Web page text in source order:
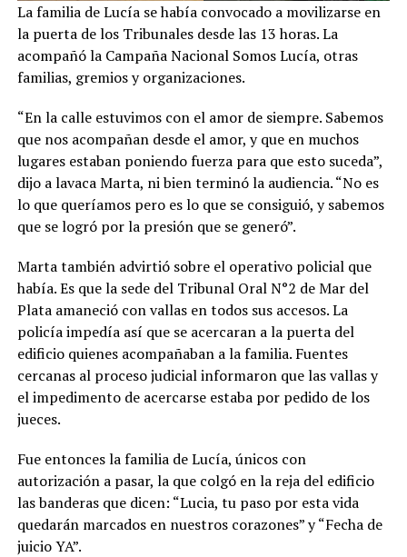
La familia de Lucía se había convocado a movilizarse en
la puerta de los Tribunales desde las 13 horas. La
acompañó la Campaña Nacional Somos Lucía, otras
familias, gremios y organizaciones.
“En la calle estuvimos con el amor de siempre. Sabemos
que nos acompañan desde el amor, y que en muchos
lugares estaban poniendo fuerza para que esto suceda”,
dijo a lavaca Marta, ni bien terminó la audiencia. “No es
lo que queríamos pero es lo que se consiguió, y sabemos
que se logró por la presión que se generó”.
Marta también advirtió sobre el operativo policial que
había. Es que la sede del Tribunal Oral N°2 de Mar del
Plata amaneció con vallas en todos sus accesos. La
policía impedía así que se acercaran a la puerta del
edificio quienes acompañaban a la familia. Fuentes
cercanas al proceso judicial informaron que las vallas y
el impedimento de acercarse estaba por pedido de los
jueces.
Fue entonces la familia de Lucía, únicos con
autorización a pasar, la que colgó en la reja del edificio
las banderas que dicen: “Lucia, tu paso por esta vida
quedarán marcados en nuestros corazones” y “Fecha de
juicio YA”.